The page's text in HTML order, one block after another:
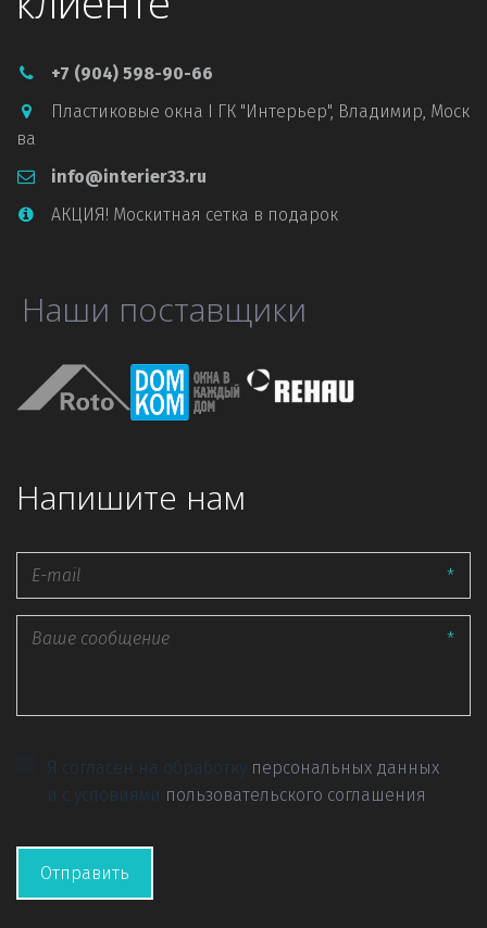
+7 (904) 598-90-66
Пластиковые окна I ГК "Интерьер", Владимир, Моск
ва
info@interier33.ru
АКЦИЯ! Москитная сетка в подарок
Наши поставщики
Напишите нам
*
*
Я согласен на обработку персональных данных
и с условиями пользовательского соглашения
Отправить